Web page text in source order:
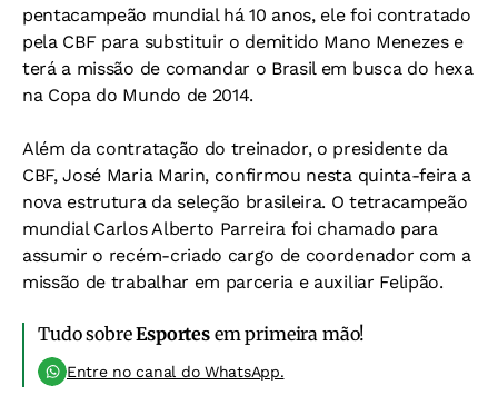
pentacampeão mundial há 10 anos, ele foi contratado
pela CBF para substituir o demitido Mano Menezes e
terá a missão de comandar o Brasil em busca do hexa
na Copa do Mundo de 2014.
Além da contratação do treinador, o presidente da
CBF, José Maria Marin, confirmou nesta quinta-feira a
nova estrutura da seleção brasileira. O tetracampeão
mundial Carlos Alberto Parreira foi chamado para
assumir o recém-criado cargo de coordenador com a
missão de trabalhar em parceria e auxiliar Felipão.
Tudo sobreEsportesem primeira mão!
Entre no canal do WhatsApp.